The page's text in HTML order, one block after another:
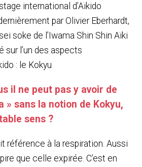
international d’Aïkido
par Olivier Eberhardt,
soke de l’Iwama Shin Shin Aïki
sur l’un des aspects
: le Kokyu
il ne peut pas y avoir de
» sans la notion de Kokyu,
sens ?
référence à la respiration. Aussi
que celle expirée. C’est en